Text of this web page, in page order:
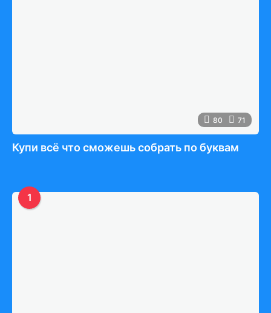
80 71
Купи всё что сможешь собрать по буквам
1